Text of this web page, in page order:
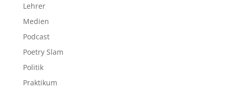
Lehrer
Medien
Podcast
Poetry Slam
Politik
Praktikum